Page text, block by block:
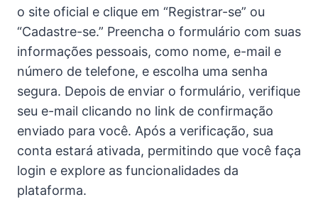
o site oficial e clique em “Registrar-se” ou
“Cadastre-se.” Preencha o formulário com suas
informações pessoais, como nome, e-mail e
número de telefone, e escolha uma senha
segura. Depois de enviar o formulário, verifique
seu e-mail clicando no link de confirmação
enviado para você. Após a verificação, sua
conta estará ativada, permitindo que você faça
login e explore as funcionalidades da
plataforma.